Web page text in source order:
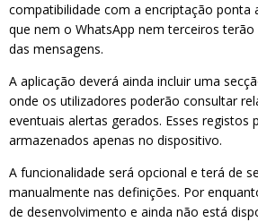
compatibilidade com a encriptação ponta
que nem o WhatsApp nem terceiros
das mensagens.
A aplicação deverá ainda incluir uma
onde os utilizadores poderão consultar
eventuais alertas gerados. Esses registos
armazenados apenas no dispositivo.
A funcionalidade será opcional e terá de
manualmente nas definições. Por
de desenvolvimento e ainda não está